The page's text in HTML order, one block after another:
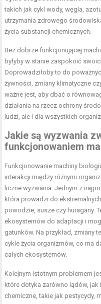
takich jak cykl wody, węgla,
utrzymania zdrowego
życia substancji chemicznych.
Bez dobrze funkcjonującej
byłyby w stanie zaspokoić
Doprowadziłoby to do
żywności, zmiany klimatyczne
ważne jest, aby dbać o
działania na rzecz ochrony
ludzi, ale i dla wszystkich
Jakie są wyzwania
funkcjonowaniem
Funkcjonowanie machiny
interakcji między różnymi
liczne wyzwania. Jednym z
która prowadzi do
powodzie, susze czy huragany.
ekosystemów do adaptacji i
gatunków. Na przykład, zmiany
cykle życia organizmów, co ma
całych ekosystemów.
Kolejnym istotnym problemem
które dotyka zarówno lądów,
chemiczne, takie jak pestycydy,